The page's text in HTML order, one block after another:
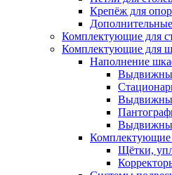
Крепёж для опор
Комплектующие для
Комплектующие для
Наполнение
Комплектующие
Щётки,